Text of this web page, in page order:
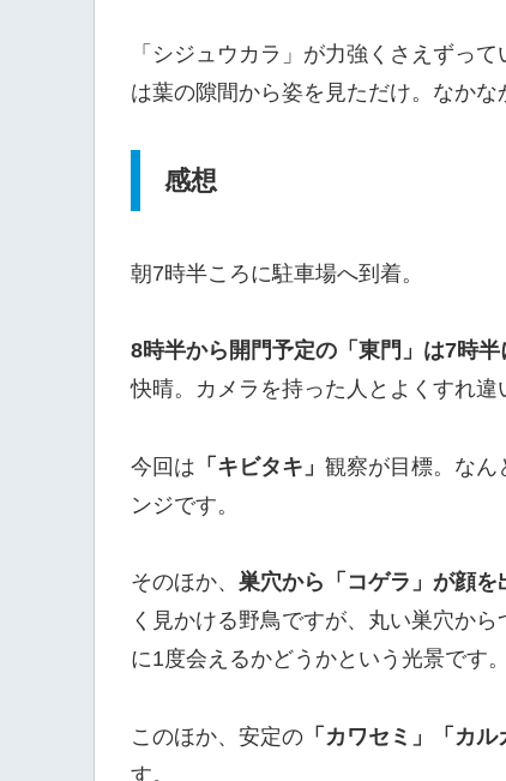
「シジュウカラ」が力強くさえずっ
は葉の隙間から姿を見ただけ。なかな
感想
朝7時半ころに駐車場へ到着。
8時半から開門予定の「東門」は7時半
快晴。カメラを持った人とよくすれ違
今回は 「キビタキ」 観察が目標。なん
ンジです。
そのほか、 巣穴から「コゲラ」が顔を
く見かける野鳥ですが、丸い巣穴か
に1度会えるかどうかという光景です。
このほか、安定の 「カワセミ」「カ
す。